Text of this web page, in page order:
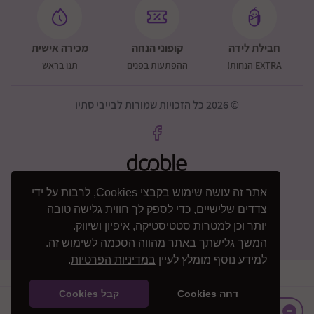
אתר זה עושה שימוש בקבצי Cookies, לרבות על ידי
צדדים שלישיים, כדי לספק לך חווית גלישה טובה
יותר וכן למטרות סטטיסטיקה, איפיון ושיווק.
המשך גלישתך באתר מהווה הסכמה לשימוש זה.
למידע נוסף מומלץ לעיין במדיניות הפרטיות.
דחה Cookies קבל Cookies
2849
גבולות מזרחיים דרומית לירושלים- כביש 60 גוש עציון
וצפונית לו, ללא ישובים מרוחקים מהכביש
מזרחית לירושלים- עד מעלה אדומים
תוספת 200 שקלים: ישובים מרוחקים יותר (מצריך אישור
צפון דרומית לכביש 85
תוספת 200 שקלים גליל עליון ורמת הגולן (מצריך אישור
ותאום טלפוני)
דמי המשלוח ישולמו ישירות למוביל
חבילת לידה
EXTRA הנחות!
קופוני הנחה
ההפתעות בפנים
מכירה אישית
תנו בראש
© 2026 כל הזכויות שמורות לבייבי סתיו